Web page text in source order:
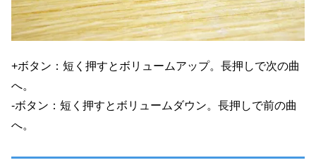
+ボタン：短く押すとボリュームアップ。長押しで次の曲
へ。
-ボタン：短く押すとボリュームダウン。長押しで前の曲
へ。